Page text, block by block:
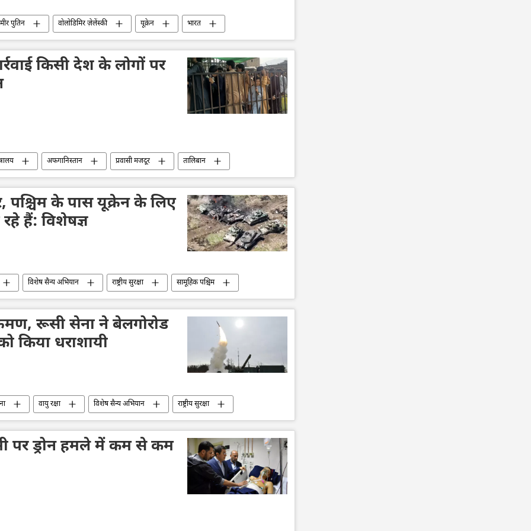
पुतिन वोलोडिमिर ज़ेलेंस्की यूक्रेन
भारत
रूसी सेना राष्ट्रीय सुरक्षा पाकिस्तान
बांग्लादेश
किसी देश के लोगों पर
अफगानिस्तान प्रवासी मजदूर
तालिबान
इस्लामाबाद राष्ट्रीय सुरक्षा
सुरक्षा बल
विवाद सीमा विवाद पुलिस जांच
पश्चिम के पास यूक्रेन के लिए
हैं: विशेषज्ञ
विशेष सैन्य अभियान राष्ट्रीय सुरक्षा
सामूहिक पश्चिम
जो बाइडन नाटो वाशिंगटन डीसी
रूसी सेना ने बेलगोरोड
किया धराशायी
वायु रक्षा विशेष सैन्य अभियान
राष्ट्रीय सुरक्षा
यूक्रेन सशस्त्र बल यूक्रेन का जवाबी हमला
ड्रोन
पर ड्रोन हमले में कम से कम